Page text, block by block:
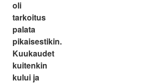
oli
tarkoitus
palata
pikaisestikin.
Kuukaudet
kuitenkin
kului ja